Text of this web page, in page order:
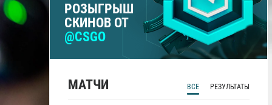
РОЗЫГРЫШ
СКИНОВ ОТ
@CSGO
МАТЧИ ВСЕ РЕЗУЛЬТАТЫ